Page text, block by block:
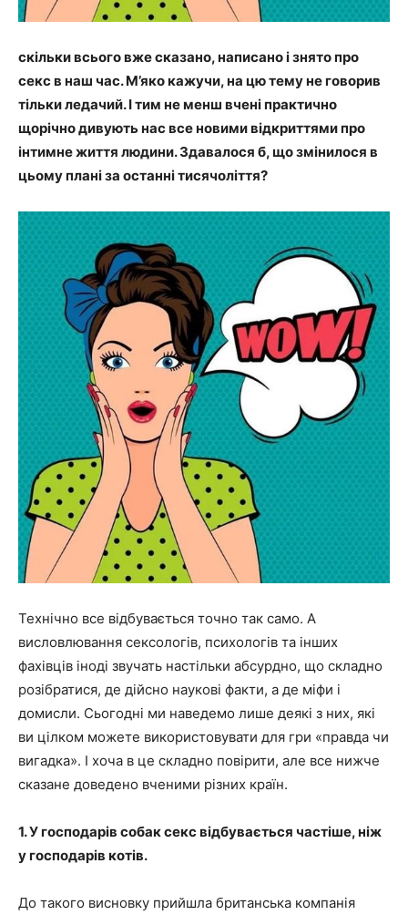
скільки всього вже сказано, написано і знято про
секс в наш час. М’яко кажучи, на цю тему не говорив
тільки ледачий. І тим не менш вчені практично
щорічно дивують нас все новими відкриттями про
інтимне життя людини. Здавалося б, що змінилося в
цьому плані за останні тисячоліття?
Технічно все відбувається точно так само. А
висловлювання сексологів, психологів та інших
фахівців іноді звучать настільки абсурдно, що складно
розібратися, де дійсно наукові факти, а де міфи і
домисли. Сьогодні ми наведемо лише деякі з них, які
ви цілком можете використовувати для гри «правда чи
вигадка». І хоча в це складно повірити, але все нижче
сказане доведено вченими різних країн.
1. У господарів собак секс відбувається частіше, ніж
у господарів котів.
До такого висновку прийшла британська компанія